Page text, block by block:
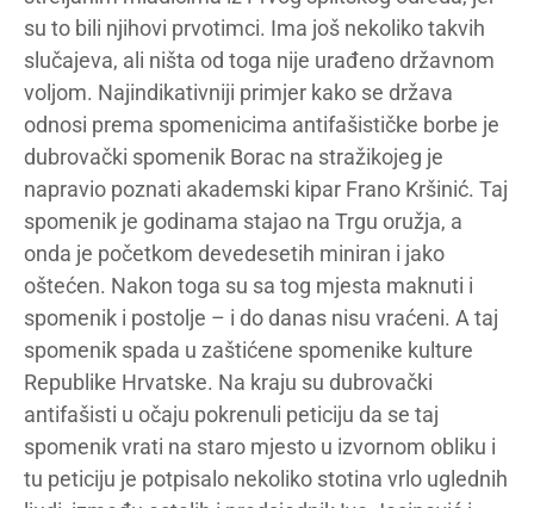
su to bili njihovi prvotimci. Ima još nekoliko takvih
slučajeva, ali ništa od toga nije urađeno državnom
voljom. Najindikativniji primjer kako se država
odnosi prema spomenicima antifašističke borbe je
dubrovački spomenik Borac na stražikojeg je
napravio poznati akademski kipar Frano Kršinić. Taj
spomenik je godinama stajao na Trgu oružja, a
onda je početkom devedesetih miniran i jako
oštećen. Nakon toga su sa tog mjesta maknuti i
spomenik i postolje – i do danas nisu vraćeni. A taj
spomenik spada u zaštićene spomenike kulture
Republike Hrvatske. Na kraju su dubrovački
antifašisti u očaju pokrenuli peticiju da se taj
spomenik vrati na staro mjesto u izvornom obliku i
tu peticiju je potpisalo nekoliko stotina vrlo uglednih